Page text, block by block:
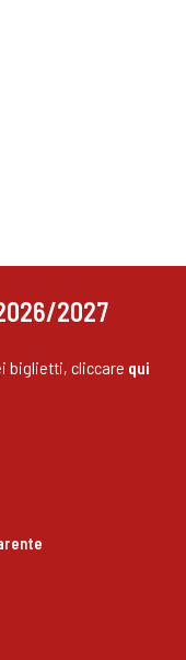
2027
biglietti, cliccare qui